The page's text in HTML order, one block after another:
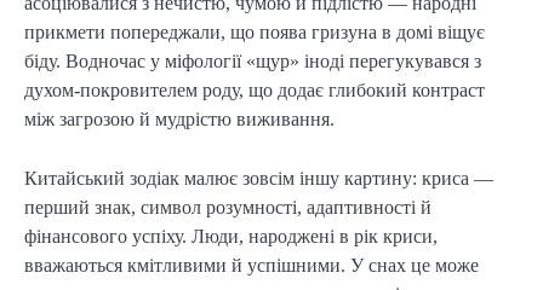
прикмети попереджали, що поява гризуна в домі віщує
біду. Водночас у міфології «щур» іноді перегукувався з
духом-покровителем роду, що додає глибокий контраст
між загрозою й мудрістю виживання.
Китайський зодіак малює зовсім іншу картину: криса —
перший знак, символ розумності, адаптивності й
фінансового успіху. Люди, народжені в рік криси,
вважаються кмітливими й успішними. У снах це може